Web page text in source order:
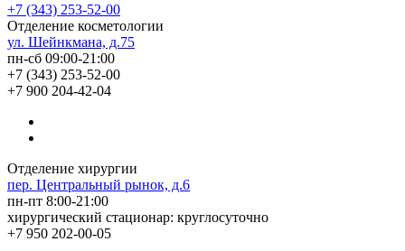
+7 (343) 253-52-00
Отделение косметологии
ул. Шейнкмана, д.75
пн-сб 09:00-21:00
+7 (343) 253-52-00
+7 900 204-42-04
Отделение хирургии
пер. Центральный рынок, д.6
пн-пт 8:00-21:00
хирургический стационар: круглосуточно
+7 950 202-00-05